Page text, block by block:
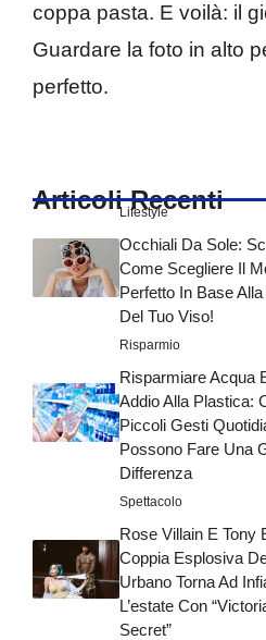
coppa pasta. E voilà: il
Guardare la foto in alto
perfetto.
Articoli Recenti
Lifestyle
Occhiali Da Sole:
Come Scegliere Il
Perfetto In Base
Del Tuo Viso!
Risparmio
Risparmiare Acqua
Addio Alla Plastica:
Piccoli Gesti
Possono Fare Una
Differenza
Spettacolo
Rose Villain E Tony
Coppia Esplosiva
Urbano Torna Ad
L’estate Con
Secret”